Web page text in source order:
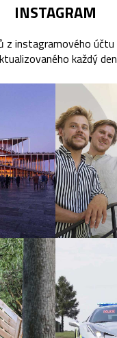
INSTAGRAM
z instagramového účtu
každý den